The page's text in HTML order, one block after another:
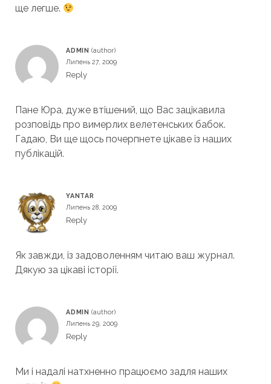
ще легше.
ADMIN
Липень 27, 2009
Reply
Пане Юра, дуже втішений, що Вас зацікавила
розповідь про вимерлих велетенських бабок.
Гадаю, Ви ще щось почерпнете цікаве із наших
публікацій.
YANTAR
Липень 28, 2009
Reply
Як завжди, із задоволенням читаю ваш журнал.
Дякую за цікаві історії.
ADMIN
Липень 29, 2009
Reply
Ми і надалі натхненно працюємо задля наших